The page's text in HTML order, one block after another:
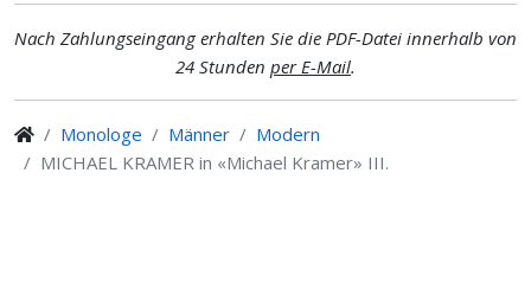
Nach Zahlungseingang erhalten Sie die PDF-Datei innerhalb von
24 Stunden per E-Mail.
Monologe Männer
Modern
MICHAEL KRAMER in «Michael Kramer» III.